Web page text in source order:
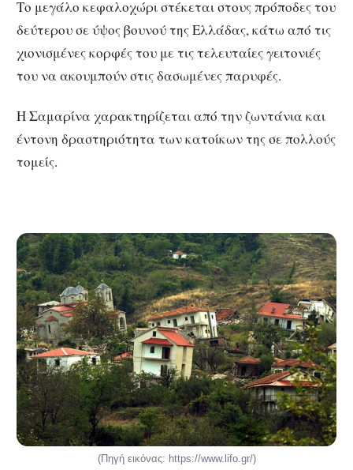
Το μεγάλο κεφαλοχώρι στέκεται στους πρόποδες του
δεύτερου σε ύψος βουνού της Ελλάδας, κάτω από τις
χιονισμένες κορφές του με τις τελευταίες γειτονιές
του να ακουμπούν στις δασωμένες παρυφές.
Η Σαμαρίνα χαρακτηρίζεται από την ζωντάνια και
έντονη δραστηριότητα των κατοίκων της σε πολλούς
τομείς.
(Πηγή εικόνας: https://www.lifo.gr/)